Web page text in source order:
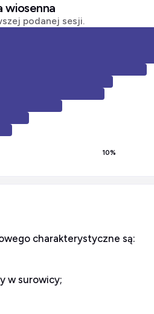
wiosenna
podanej sesji.
10%
charakterystyczne są:
w surowicy;